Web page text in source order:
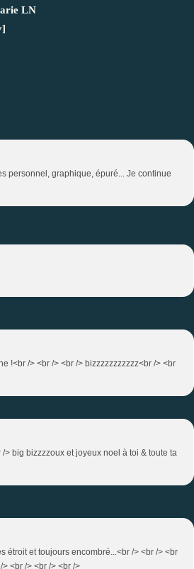
LN
personnel, graphique, épuré... Je continue
!<br /> <br /> <br /> bizzzzzzzzzzz<br /> <br
big bizzzzoux et joyeux noel à toi & toute ta
étroit et toujours encombré...<br /> <br /> <br
<br /> <br /> <br />